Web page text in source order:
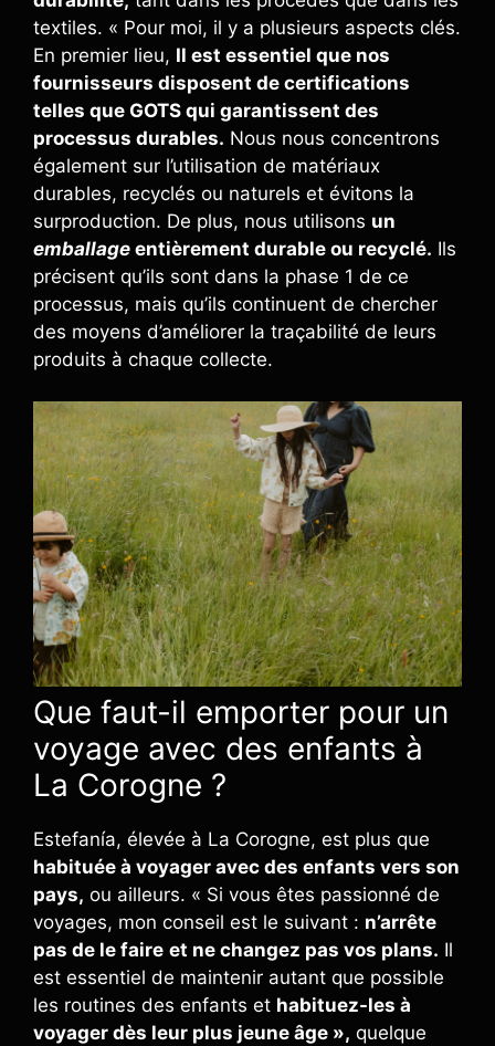
textiles. « Pour moi, il y a plusieurs aspects clés.
En premier lieu, Il est essentiel que nos
fournisseurs disposent de certifications
telles que GOTS qui garantissent des
processus durables. Nous nous concentrons
également sur l’utilisation de matériaux
durables, recyclés ou naturels et évitons la
surproduction. De plus, nous utilisons un
emballage entièrement durable ou recyclé. Ils
précisent qu’ils sont dans la phase 1 de ce
processus, mais qu’ils continuent de chercher
des moyens d’améliorer la traçabilité de leurs
produits à chaque collecte.
Que faut-il emporter pour un
voyage avec des enfants à
La Corogne ?
Estefanía, élevée à La Corogne, est plus que
habituée à voyager avec des enfants vers son
pays, ou ailleurs. « Si vous êtes passionné de
voyages, mon conseil est le suivant : n’arrête
pas de le faire et ne changez pas vos plans. Il
est essentiel de maintenir autant que possible
les routines des enfants et habituez-les à
voyager dès leur plus jeune âge », quelque